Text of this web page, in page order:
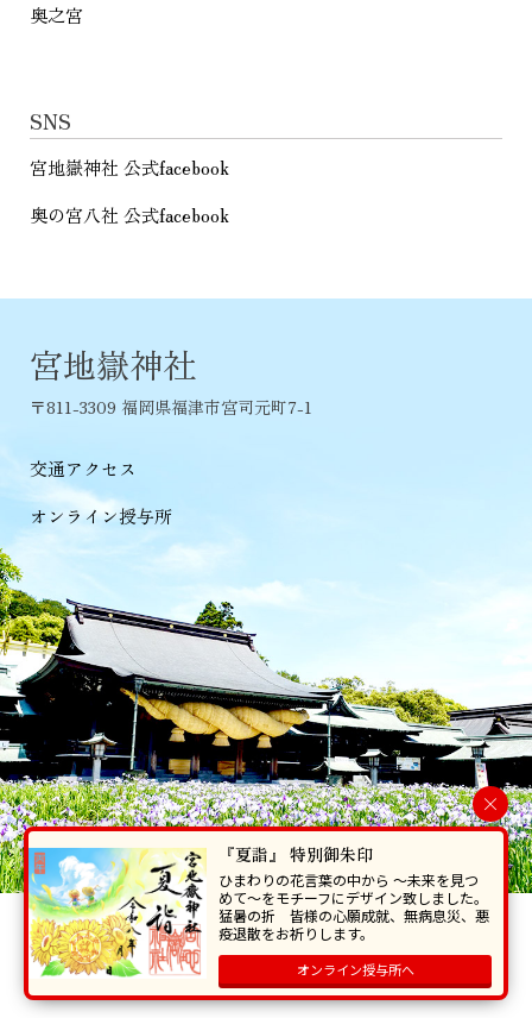
奥之宮
SNS
宮地嶽神社 公式facebook
奥の宮八社 公式facebook
宮地嶽神社
〒811-3309 福岡県福津市宮司元町7-1
交通アクセス
オンライン授与所
当ホームページで掲載の写真・イラスト等を無断で転写･複製することを
禁じます。
Copyright © Miyajidake Jinjya , All Rights Reserved.
×
『夏詣』 特別御朱印
ひまわりの花言葉の中から 〜未来を見つ
めて〜をモチーフにデザイン致しました。
猛暑の折 皆様の心願成就、無病息災、悪
疫退散をお祈りします。
オンライン授与所へ